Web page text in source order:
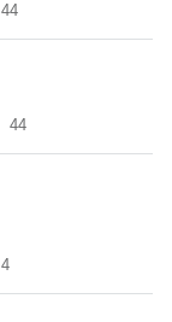
44
44
4